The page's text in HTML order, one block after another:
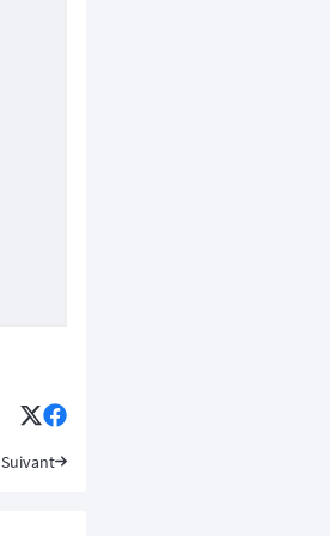
Suivant